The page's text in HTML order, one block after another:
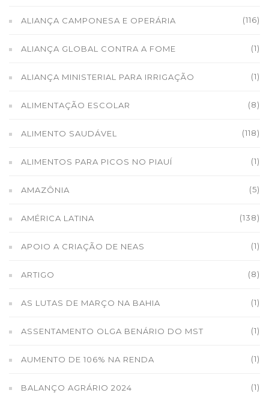
ALIANÇA CAMPONESA E OPERÁRIA (116)
ALIANÇA GLOBAL CONTRA A FOME (1)
ALIANÇA MINISTERIAL PARA IRRIGAÇÃO (1)
ALIMENTAÇÃO ESCOLAR (8)
ALIMENTO SAUDÁVEL (118)
ALIMENTOS PARA PICOS NO PIAUÍ (1)
AMAZÔNIA (5)
AMÉRICA LATINA (138)
APOIO A CRIAÇÃO DE NEAS (1)
ARTIGO (8)
AS LUTAS DE MARÇO NA BAHIA (1)
ASSENTAMENTO OLGA BENÁRIO DO MST (1)
AUMENTO DE 106% NA RENDA (1)
BALANÇO AGRÁRIO 2024 (1)